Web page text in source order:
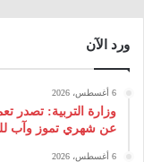
ورد الآن
6 أغسطس، 2026
وزارة التربية: تصدر
عن شهري تموز وآب
6 أغسطس، 2026